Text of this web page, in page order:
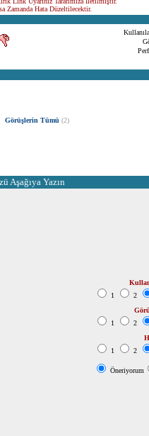
Zamanda Hata Düzeltilecektir.
Görüşlerin Tümü (2)
Aşağıya Yazın
1
2
1
2
1
2
Öneriyorum